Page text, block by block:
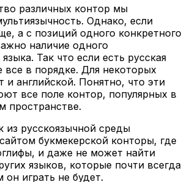
различных контор мы
Однако, если
а с позиций одного конкретного
наличие одного
Так что если есть русская
все в порядке. Для некоторых
и английской. Понятно, что эти
все поле контор, популярных в
пространстве.
из русскоязычной среды
букмекерской конторы, где
и даже не может найти
языков, которые почти всегда
он играть не будет.